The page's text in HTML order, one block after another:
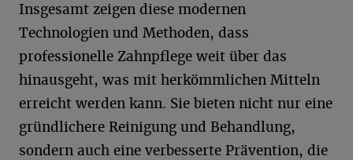
Insgesamt zeigen diese modernen
Technologien und Methoden, dass
professionelle Zahnpflege weit über das
hinausgeht, was mit herkömmlichen Mitteln
erreicht werden kann. Sie bieten nicht nur eine
gründlichere Reinigung und Behandlung,
sondern auch eine verbesserte Prävention, die